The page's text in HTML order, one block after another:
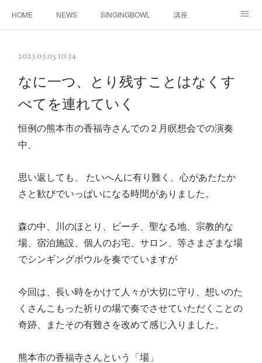
HOME NEWS SINGINGBOWL 講座
2023.03.05 10:34
なに一つ、とり残すことはなくす
べてを連れていく
恒例の熊本市の香福寺さんでの２月瞑想会での演奏
中、
思い返しても、 たいへんに有り難く、心があたたか
さと歓びでいっぱいになる時間がありました。
森の中、川のほとり、ビーチ、聖なる地、宗教的な
場、宿泊施設、個人のお宅、サロン、等さまざまな場
でシンギングボウルを奏でていますが
今回は、長い時をかけて人々が大切に守り、想いのた
くさんこもった祈りの場で奏でさせていただくことの
奇跡、またその有難さを改めて感じ入りました。
熊本市の香福寺さんという「場」